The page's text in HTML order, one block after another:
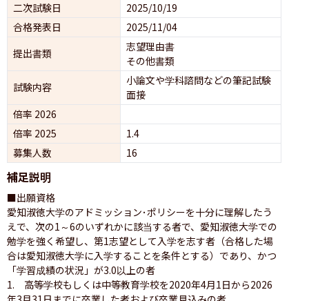
二次試験日
2025/10/19
合格発表日
2025/11/04
提出書類
志望理由書
その他書類
試験内容
小論文や学科諮問などの筆記試験
面接
倍率 2026
倍率 2025
1.4
募集人数
16
補足説明
■出願資格
愛知淑徳大学のアドミッション･ポリシーを十分に理解したう
えで、次の1～6のいずれかに該当する者で、愛知淑徳大学での
勉学を強く希望し、第1志望として入学を志す者（合格した場
合は愛知淑徳大学に入学することを条件とする）であり、かつ
「学習成績の状況」が3.0以上の者
1.　高等学校もしくは中等教育学校を2020年4月1日から2026